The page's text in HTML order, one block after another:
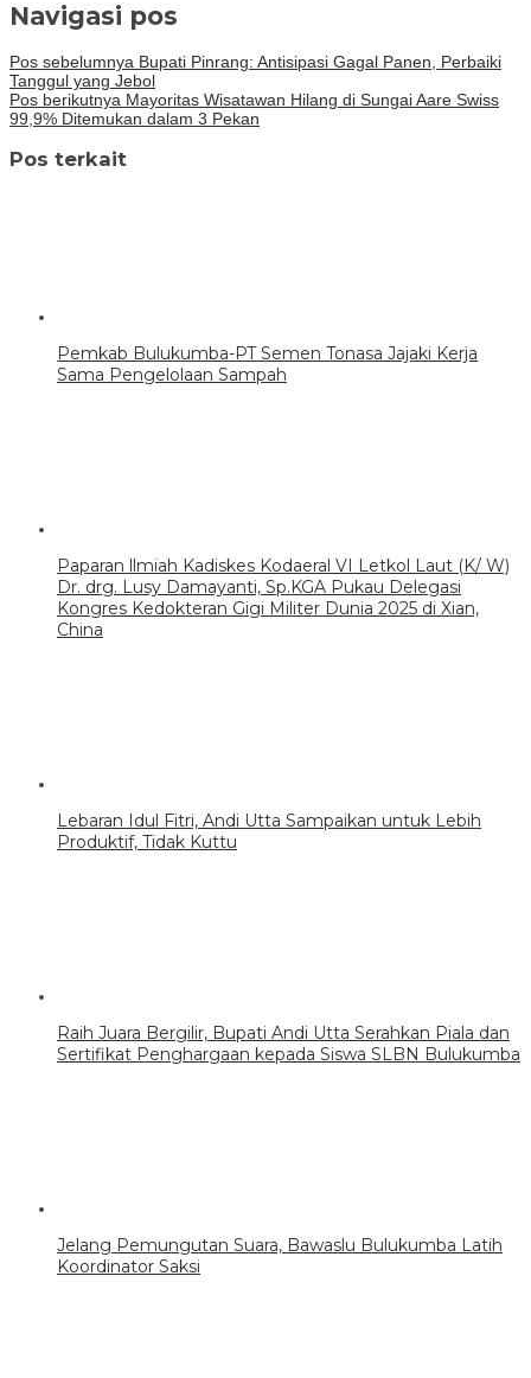
Navigasi pos
Pos sebelumnya Bupati Pinrang: Antisipasi Gagal Panen, Perbaiki
Tanggul yang Jebol
Pos berikutnya Mayoritas Wisatawan Hilang di Sungai Aare Swiss
99,9% Ditemukan dalam 3 Pekan
Pos terkait
Pemkab Bulukumba-PT Semen Tonasa Jajaki Kerja
Sama Pengelolaan Sampah
Paparan llmiah Kadiskes Kodaeral VI Letkol Laut (K/ W)
Dr. drg. Lusy Damayanti, Sp.KGA Pukau Delegasi
Kongres Kedokteran Gigi Militer Dunia 2025 di Xian,
China
Lebaran Idul Fitri, Andi Utta Sampaikan untuk Lebih
Produktif, Tidak Kuttu
Raih Juara Bergilir, Bupati Andi Utta Serahkan Piala dan
Sertifikat Penghargaan kepada Siswa SLBN Bulukumba
Jelang Pemungutan Suara, Bawaslu Bulukumba Latih
Koordinator Saksi